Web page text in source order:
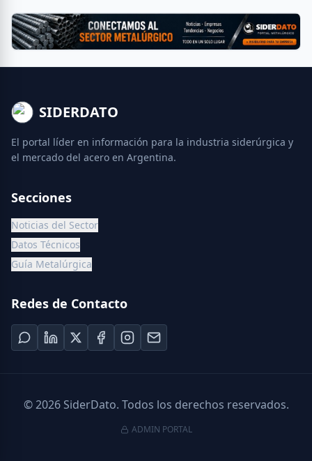
SIDERDATO
El portal líder en información para la industria siderúrgica y
el mercado del acero en Argentina.
Secciones
Noticias del Sector
Datos Técnicos
Guía Metalúrgica
Redes de Contacto
©2026SiderDato. Todos los derechos reservados.
ADMIN PORTAL